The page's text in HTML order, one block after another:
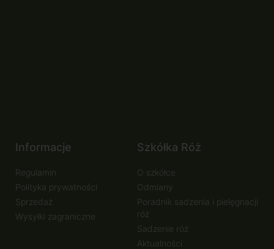
Informacje
Regulamin
Polityka prywatności
Sprzedaż
Wysyłki zagraniczne
Szkółka Róż
O szkółce
Odmiany
Poradnik sadzenia i pielęgnacji
róż
Sadzenie róż
Aktualności